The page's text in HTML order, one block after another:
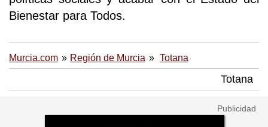
Bienestar para Todos.
Murcia.com Región de Murcia Totana
Totana